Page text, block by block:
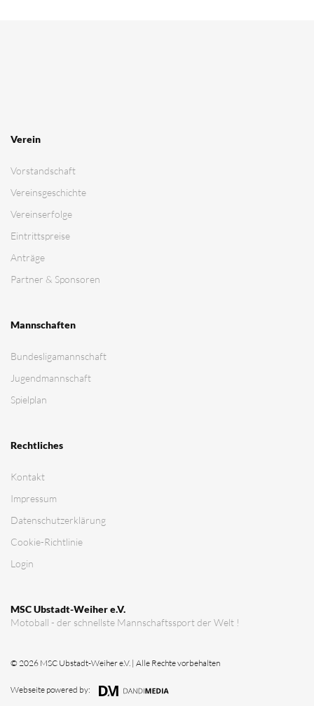
MSC Ubstadt-Weiher e.V.
Motoball - der schnellste Mannschaftssport der Welt !
Verein
Vorstandschaft
Vereinsgeschichte
Vereinserfolge
Eintrittspreise
Anträge
Partner & Sponsoren
Mannschaften
Bundesligamannschaft
Jugendmannschaft
Spielplan
Rechtliches
Kontakt
Impressum
Datenschutz­erklärung
Cookie-Richtlinie
Login
© 2026 MSC Ubstadt-Weiher e.V. | Alle Rechte vorbehalten
Webseite powered by: